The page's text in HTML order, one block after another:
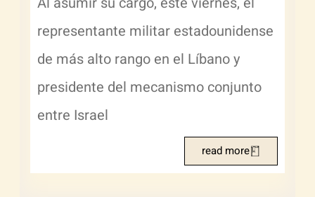
representante militar estadounidense
de más alto rango en el Líbano y
presidente del mecanismo conjunto
entre Israel
read more